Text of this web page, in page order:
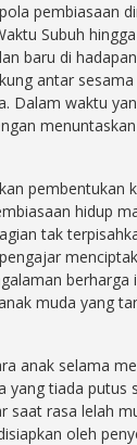
pembiasaan
Subuh
baru di
antar
Dalam waktu
pembentukan
hidup
tak
muda yang
anak selama
yang tiada putus
rasa lelah
oleh